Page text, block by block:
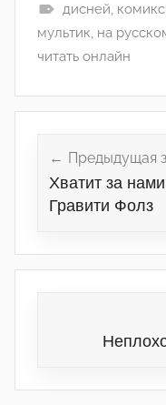
дисней,
мультик, на
читать онлайн
записям
Предыдущая
Хватит за
Гравити Фолз